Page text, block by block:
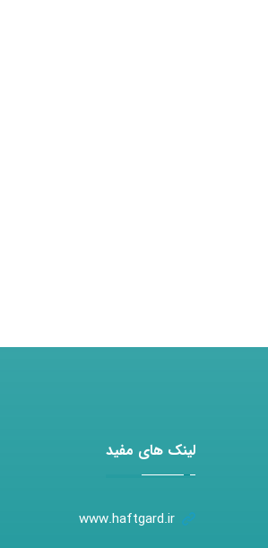
لینک های مفید
www.haftgard.ir